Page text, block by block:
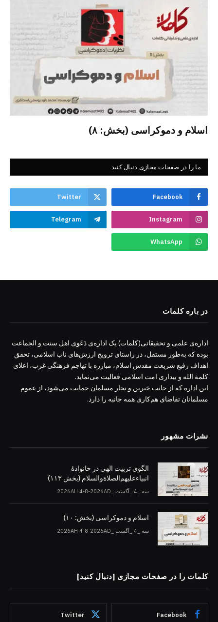
اسلام و دموکراسی (بخش: ۸)
ما را در صفحات مجازی دنبال کنید
Facebook
Twitter
Instagram
Telegram
WhatsApp
در باره کلمات
اداره‌ی علمی و تحقیقاتی(کلمات) یک اداره‌ی دَعَوی اهل سنت و الجماعت
بوده که به‌طور مستقل، در راستای ترویج ارزش‌های ناب اسلامی، تحقق
اهداف رفیع شریعت مقدس اسلام، مبارزه با تهاجم فرهنگی غرب، اعلای
کلمة الله و بیداری امت اسلامی فعالیت می‌نماید.
این اداره که از جانب خیرین و تجار مسلمان حمایت می‌شود، از عموم
مسلمانان تقاضای هم‌کاری همه جانبه را دارد.
نشرات مشهور
الگوی تربیت الهی در خانوادۀ
انبیاءعلیهم‌الصلاةو‌السلام (بخش ۱۱۳)
سه _4 _آگست _2026AH 4-8-2026AD
اسلام و دموکراسی (بخش: ۱۰)
سه _4 _آگست _2026AH 4-8-2026AD
کلمات را در صفحات مجازی [دنبال کنید]
Facebook
Twitter